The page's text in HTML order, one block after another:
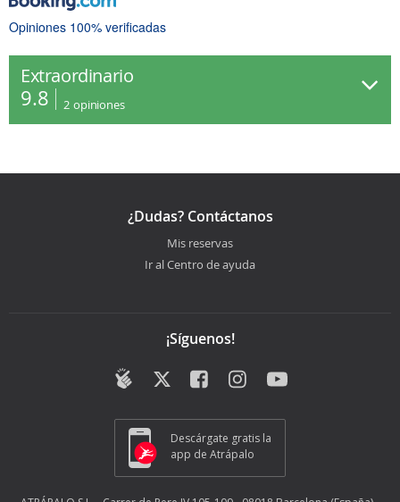
Opiniones 100% verificadas
Extraordinario
9.8 2 opiniones
¿Dudas? Contáctanos
Mis reservas
Ir al Centro de ayuda
¡Síguenos!
Descárgate gratis la
app de Atrápalo